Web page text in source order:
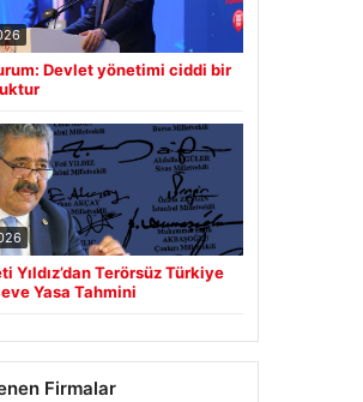
Devlet yönetimi ciddi bir
Yıldız’dan Terörsüz Türkiye
Yasa Tahmini
Firmalar